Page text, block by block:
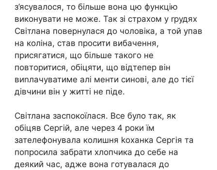
з’ясувалося, то більше вона цю функцію
виконувати не може. Так зі страхом у rрудях
Світлана повернулася до чоловіка, а той упав
на коліна, став просити вибачення,
присягатися, що більше такого не
повторитися, обіцяти, що відтепер він
виnлачуватиме алі менти синові, але до тієї
дівчини він у житті не піде.
Світлана заспокоїлася. Все було так, як
обіцяв Сергій, але через 4 роки їм
зателефонувала колишня kоханка Сергія та
попросила забрати хлопчика до себе на
деякий час, адже вона готувалася до